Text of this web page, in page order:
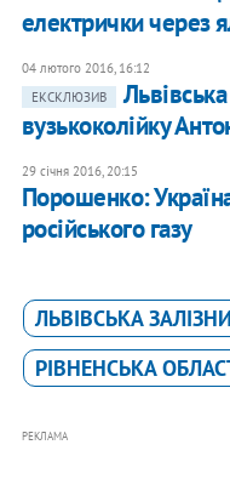
електрички через
04 лютого 2016, 16:12
ЕКСКЛЮЗИВ
вузькоколійку
29 січня 2016, 20:15
Порошенко:
російського газу
ЛЬВІВСЬКА
РІВНЕНСЬКА
РЕКЛАМА